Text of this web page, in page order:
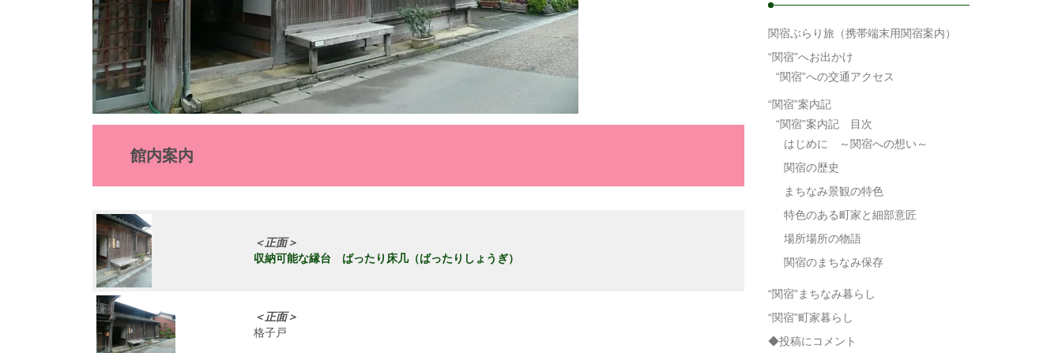
館内案内
＜正面＞
収納可能な縁台 ばったり床几（ばったりしょうぎ）
＜正面＞
格子戸
関宿ぶらり旅（携帯端末用関宿案内）
“関宿”へお出かけ
“関宿”への交通アクセス
“関宿”案内記
“関宿”案内記 目次
はじめに ～関宿への想い～
関宿の歴史
まちなみ景観の特色
特色のある町家と細部意匠
場所場所の物語
関宿のまちなみ保存
“関宿”まちなみ暮らし
“関宿”町家暮らし
◆投稿にコメント